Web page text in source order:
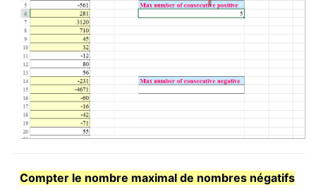
Compter le nombre maximal de nombres négatifs